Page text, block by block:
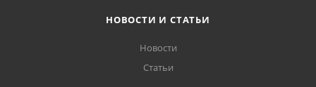
НОВОСТИ И СТАТЬИ
Новости
Статьи